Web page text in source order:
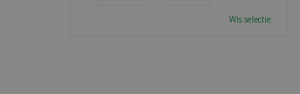
Wis selectie